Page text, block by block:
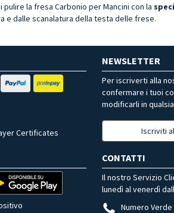
pulire la fresa Carbonio per Mancini con la
e dalle scanalatura della testa delle frese.
Certificates
NEWSLETTER
Per iscriverti alla
confermare i tuoi
modificarli in
Iscriviti
CONTATTI
Il nostro Servizio
lunedì al venerdì
Numero